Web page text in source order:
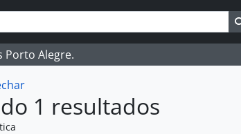
Porto Alegre.
1 resultados